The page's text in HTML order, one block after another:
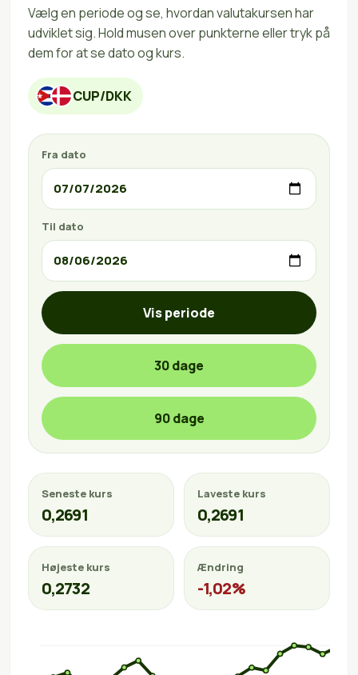
Vælg en periode og se, hvordan valutakursen har
udviklet sig. Hold musen over punkterne eller tryk på
dem for at se dato og kurs.
CUP/DKK
Fra dato
Til dato
Vis periode
30 dage
90 dage
Seneste kurs
0,2691
Laveste kurs
0,2691
Højeste kurs
0,2732
Ændring
-1,02%